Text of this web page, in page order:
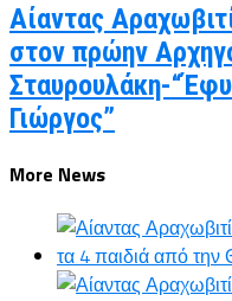
Αίαντας
στον πρώην
Σταυρουλάκη-
Γιώργος”
More News